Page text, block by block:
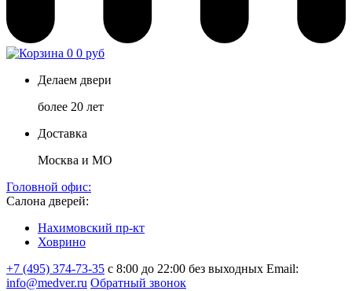
0 0 руб
Делаем двери
более 20 лет
Доставка
Москва и МО
Головной офис:
Салона дверей:
Нахимовский пр-кт
Ховрино
+7 (495) 374-73-35 с 8:00 до 22:00 без выходных Email:
info@medver.ru Обратный звонок